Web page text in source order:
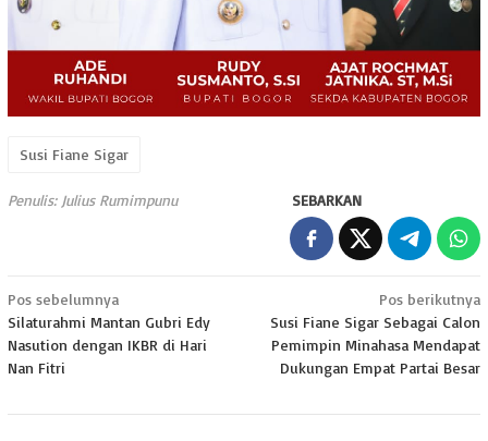
Susi Fiane Sigar
Penulis: Julius Rumimpunu SEBARKAN
Navigasi
pos
Pos sebelumnya
Silaturahmi Mantan Gubri Edy
Nasution dengan IKBR di Hari
Nan Fitri
Pos berikutnya
Susi Fiane Sigar Sebagai Calon
Pemimpin Minahasa Mendapat
Dukungan Empat Partai Besar